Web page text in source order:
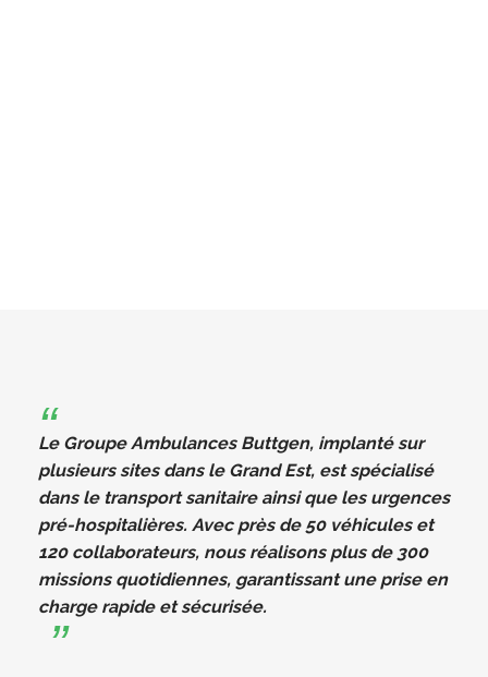
Le Groupe Ambulances Buttgen, implanté sur
plusieurs sites dans le Grand Est, est spécialisé
dans le transport sanitaire ainsi que les urgences
pré-hospitalières. Avec près de 50 véhicules et
120 collaborateurs, nous réalisons plus de 300
missions quotidiennes, garantissant une prise en
charge rapide et sécurisée.